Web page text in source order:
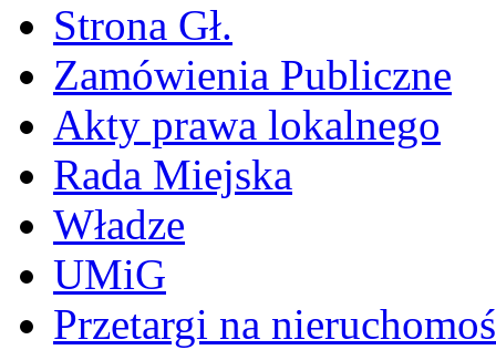
Strona Gł.
Zamówienia Publiczne
Akty prawa lokalnego
Rada Miejska
Władze
UMiG
Przetargi na